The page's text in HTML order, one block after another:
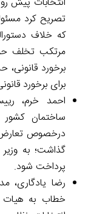
تصریح کرد
که خلاف
مرتکب تخلف
برخورد
برای برخورد
احمد خرم،
ساختمان
درخصوص تعارض
گذاشت؛ به
پرداخت شود.
رضا یادگاری،
خطاب به هیات